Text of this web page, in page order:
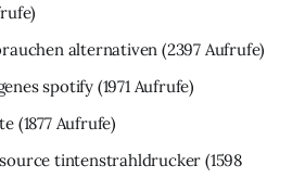
alternativen (2397 Aufrufe)
spotify (1971 Aufrufe)
(1877 Aufrufe)
tintenstrahldrucker (1598